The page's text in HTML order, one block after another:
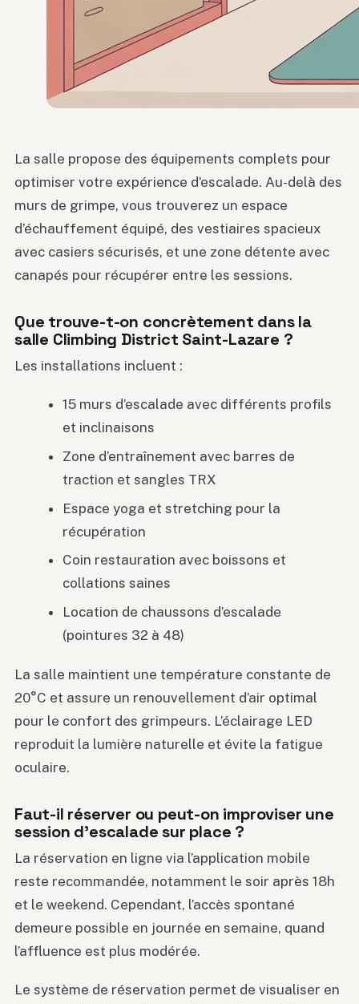
La salle propose des équipements complets pour
optimiser votre expérience d’escalade. Au-delà des
murs de grimpe, vous trouverez un espace
d’échauffement équipé, des vestiaires spacieux
avec casiers sécurisés, et une zone détente avec
canapés pour récupérer entre les sessions.
Que trouve-t-on concrètement dans la
salle Climbing District Saint-Lazare ?
Les installations incluent :
15 murs d’escalade avec différents profils
et inclinaisons
Zone d’entraînement avec barres de
traction et sangles TRX
Espace yoga et stretching pour la
récupération
Coin restauration avec boissons et
collations saines
Location de chaussons d’escalade
(pointures 32 à 48)
La salle maintient une température constante de
20°C et assure un renouvellement d’air optimal
pour le confort des grimpeurs. L’éclairage LED
reproduit la lumière naturelle et évite la fatigue
oculaire.
Faut-il réserver ou peut-on improviser une
session d’escalade sur place ?
La réservation en ligne via l’application mobile
reste recommandée, notamment le soir après 18h
et le weekend. Cependant, l’accès spontané
demeure possible en journée en semaine, quand
l’affluence est plus modérée.
Le système de réservation permet de visualiser en